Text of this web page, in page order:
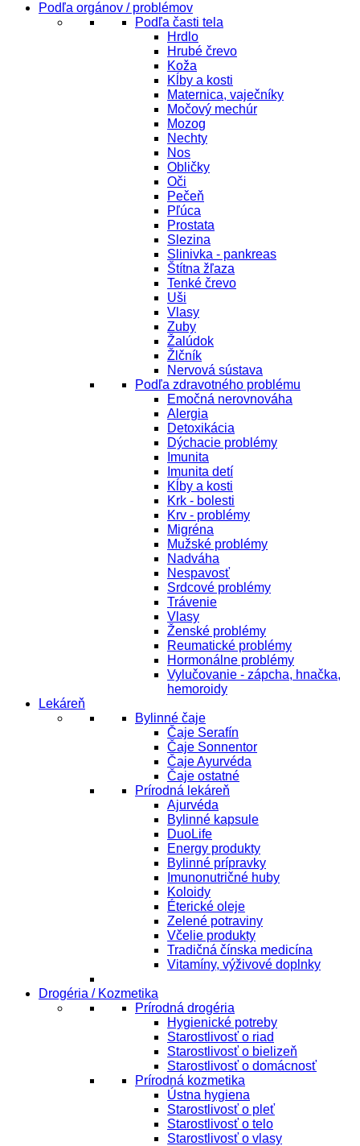
Podľa orgánov / problémov
Podľa časti tela
Hrdlo
Hrubé črevo
Koža
Kĺby a kosti
Maternica, vaječníky
Močový mechúr
Mozog
Nechty
Nos
Obličky
Oči
Pečeň
Pľúca
Prostata
Slezina
Slinivka - pankreas
Štítna žľaza
Tenké črevo
Uši
Vlasy
Zuby
Žalúdok
Žlčník
Nervová sústava
Podľa zdravotného problému
Emočná nerovnováha
Alergia
Detoxikácia
Dýchacie problémy
Imunita
Imunita detí
Kĺby a kosti
Krk - bolesti
Krv - problémy
Migréna
Mužské problémy
Nadváha
Nespavosť
Srdcové problémy
Trávenie
Vlasy
Ženské problémy
Reumatické problémy
Hormonálne problémy
Vylučovanie - zápcha, hnačka,
hemoroidy
Lekáreň
Bylinné čaje
Čaje Serafín
Čaje Sonnentor
Čaje Ayurvéda
Čaje ostatné
Prírodná lekáreň
Ajurvéda
Bylinné kapsule
DuoLife
Energy produkty
Bylinné prípravky
Imunonutričné huby
Koloidy
Éterické oleje
Zelené potraviny
Včelie produkty
Tradičná čínska medicína
Vitamíny, výživové doplnky
Drogéria / Kozmetika
Prírodná drogéria
Hygienické potreby
Starostlivosť o riad
Starostlivosť o bielizeň
Starostlivosť o domácnosť
Prírodná kozmetika
Ústna hygiena
Starostlivosť o pleť
Starostlivosť o telo
Starostlivosť o vlasy